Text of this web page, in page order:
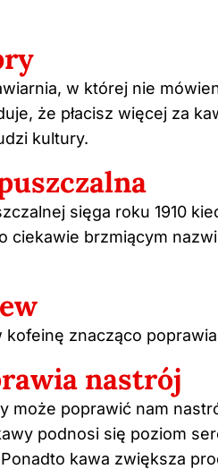
w której nie
że płacisz więcej za
kultury.
sięga roku 1910
ciekawie brzmiącym
kofeinę znacząco
nastrój
może poprawić nam
podnosi się poziom
kawa zwiększa